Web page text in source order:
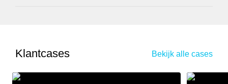
Klantcases Bekijk alle cases